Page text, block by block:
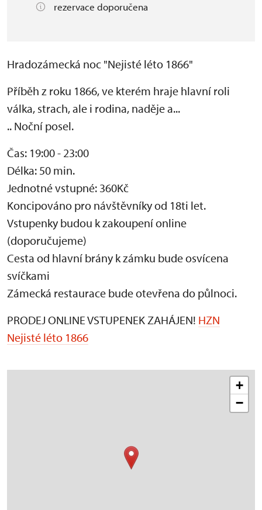
rezervace doporučena
Hradozámecká noc "Nejisté léto 1866"
Příběh z roku 1866, ve kterém hraje hlavní roli
válka, strach, ale i rodina, naděje a...
.. Noční posel.
Čas: 19:00 - 23:00
Délka: 50 min.
Jednotné vstupné: 360Kč
Koncipováno pro návštěvníky od 18ti let.
Vstupenky budou k zakoupení online
(doporučujeme)
Cesta od hlavní brány k zámku bude osvícena
svíčkami
Zámecká restaurace bude otevřena do půlnoci.
PRODEJ ONLINE VSTUPENEK ZAHÁJEN! HZN
Nejisté léto 1866
+
−